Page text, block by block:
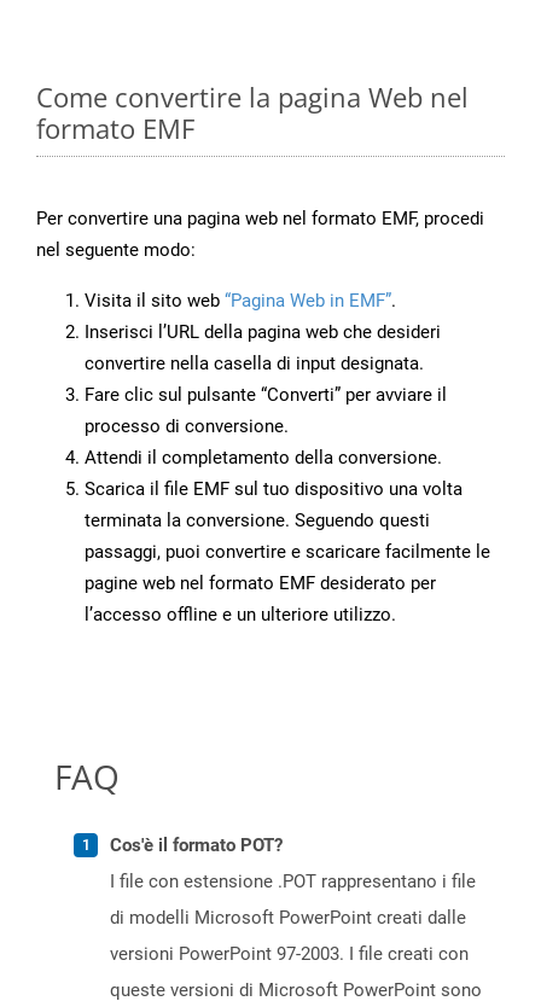
Come convertire la pagina Web nel
formato EMF
Per convertire una pagina web nel formato EMF, procedi
nel seguente modo:
Visita il sito web “Pagina Web in EMF”.
Inserisci l’URL della pagina web che desideri
convertire nella casella di input designata.
Fare clic sul pulsante “Converti” per avviare il
processo di conversione.
Attendi il completamento della conversione.
Scarica il file EMF sul tuo dispositivo una volta
terminata la conversione. Seguendo questi
passaggi, puoi convertire e scaricare facilmente le
pagine web nel formato EMF desiderato per
l’accesso offline e un ulteriore utilizzo.
FAQ
Cos'è il formato POT?
I file con estensione .POT rappresentano i file
di modelli Microsoft PowerPoint creati dalle
versioni PowerPoint 97-2003. I file creati con
queste versioni di Microsoft PowerPoint sono